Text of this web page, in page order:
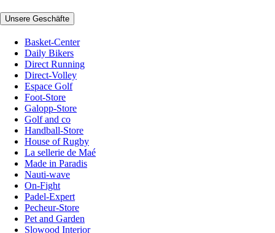
Unsere Geschäfte
Basket-Center
Daily Bikers
Direct Running
Direct-Volley
Espace Golf
Foot-Store
Galopp-Store
Golf and co
Handball-Store
House of Rugby
La sellerie de Maé
Made in Paradis
Nauti-wave
On-Fight
Padel-Expert
Pecheur-Store
Pet and Garden
Slowood Interior